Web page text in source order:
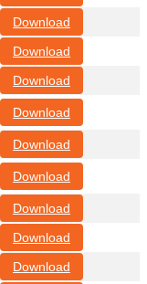
Download
Download
Download
Download
Download
Download
Download
Download
Download